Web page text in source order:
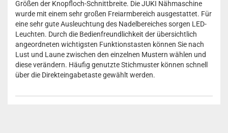
Größen der Knopfloch-Schnittbreite. Die JUKI Nähmaschine
wurde mit einem sehr großen Freiarmbereich ausgestattet. Für
eine sehr gute Ausleuchtung des Nadelbereiches sorgen LED-
Leuchten. Durch die Bedienfreundlichkeit der übersichtlich
angeordneten wichtigsten Funktionstasten können Sie nach
Lust und Laune zwischen den einzelnen Mustern wählen und
diese verändern. Häufig genutzte Stichmuster können schnell
über die Direkteingabetaste gewählt werden.